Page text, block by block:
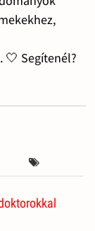
🤍 Segítenél?